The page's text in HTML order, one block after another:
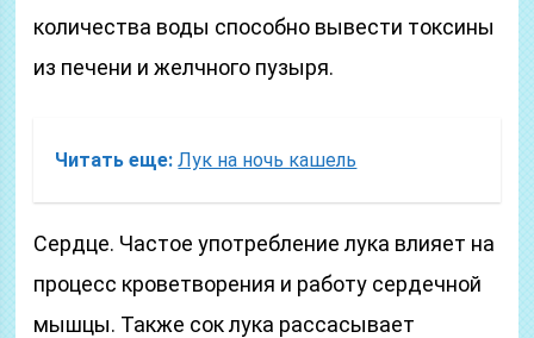
количества воды способно вывести токсины
из печени и желчного пузыря.
Читать еще: Лук на ночь кашель
Сердце. Частое употребление лука влияет на
процесс кроветворения и работу сердечной
мышцы. Также сок лука рассасывает